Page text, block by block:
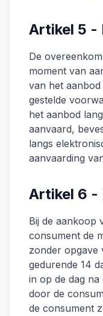
Artikel 5 -
De
moment van
van het
gestelde
het aanbod
aanvaard,
langs
aanvaarding
Artikel 6 -
Bij de aankoop
consument de
zonder opgave
gedurende 14
in op de dag
door de
de consument